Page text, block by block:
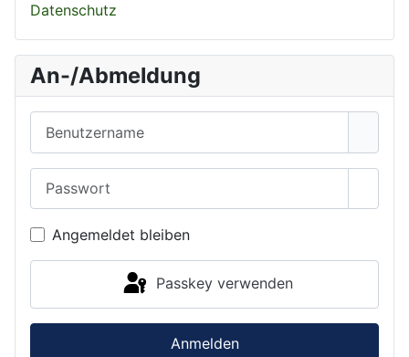
Datenschutz
An-/Abmeldung
Angemeldet bleiben
Passkey verwenden
Anmelden